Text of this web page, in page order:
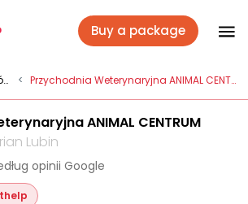
Buy a package
Placówki < Przychodnia Weterynaryjna ANIMAL CENTRUM LUBIN
ANIMAL CENTRUM
Lubin
opinii Google